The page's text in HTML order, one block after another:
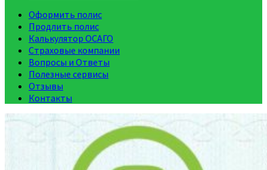
Оформить полис
Продлить полис
Калькулятор ОСАГО
Страховые компании
Вопросы и Ответы
Полезные сервисы
Отзывы
Контакты